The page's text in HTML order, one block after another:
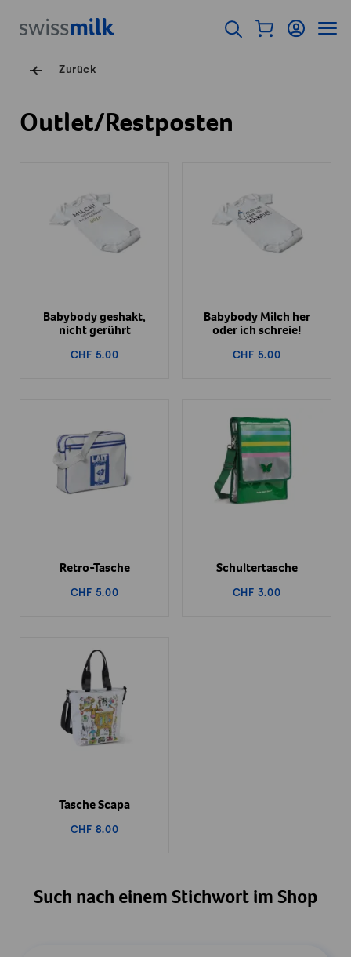
Suche öffnen
Warenkorb als
Login
Zurück
Outlet/Restposten
Babybody geshakt,
nicht gerührt
CHF 5.00
Babybody Milch her
oder ich schreie!
CHF 5.00
Retro-Tasche
CHF 5.00
Schultertasche
CHF 3.00
Tasche Scapa
CHF 8.00
Such nach einem Stichwort im Shop